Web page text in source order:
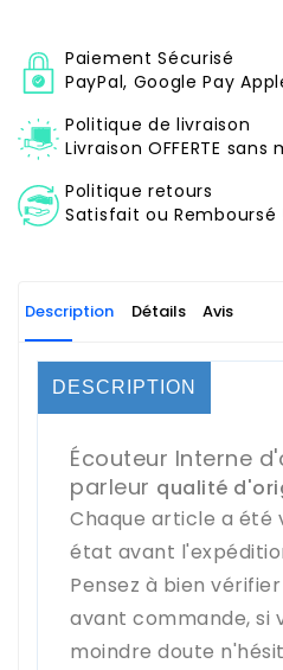
Paiement Sécurisé
PayPal, Google Pay
Politique de livraison
Livraison OFFERTE
Politique retours
Satisfait ou Remboursé
Description Détails Avis
DESCRIPTION
Écouteur Interne
parleur qualité
Chaque article a été
état avant
Pensez à bien
avant commande, si
moindre doute